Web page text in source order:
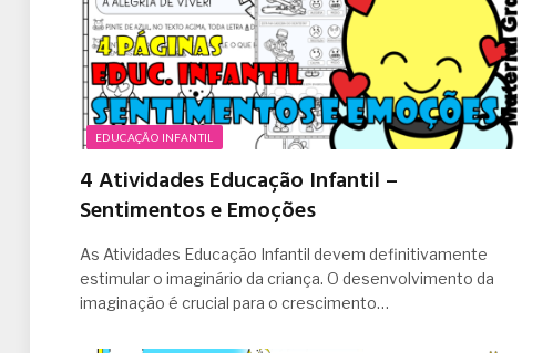
EDUCAÇÃO INFANTIL
4 Atividades Educação Infantil –
Sentimentos e Emoções
As Atividades Educação Infantil devem definitivamente
estimular o imaginário da criança. O desenvolvimento da
imaginação é crucial para o crescimento…